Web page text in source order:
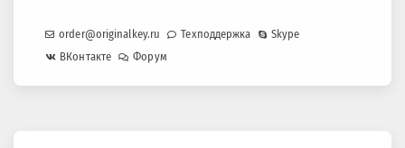
order@originalkey.ru Техподдержка
Skype
ВКонтакте
Форум